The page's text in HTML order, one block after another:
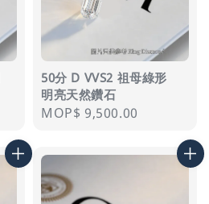
50分 D VVS2 祖母綠形
明亮天然鑽石
Regular
MOP$ 9,500.00